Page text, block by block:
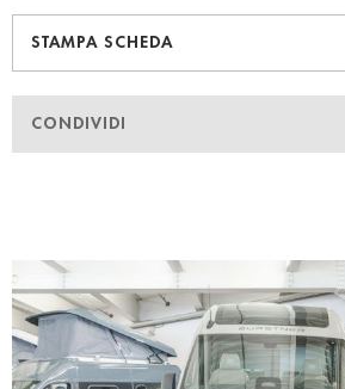
STAMPA SCHEDA
CONDIVIDI